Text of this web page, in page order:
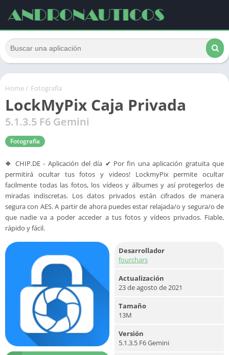
Home/ Fotografía
LockMyPix Caja Privada
5.1.3.5 F6 Gemini
Fotografía
❖ CHIP.DE - Aplicación del día ✔ Por fin una aplicación gratuita que
permitirá ocultar tus fotos y videos! LockmyPix permite ocultar
facilmente todas las fotos, los vídeos y álbumes y así protegerlos de
miradas indiscretas. Los datos privados están cifrados de manera
segura con AES. A partir de ahora puedes estar relajada/o y segura/o de
que nadie va a poder acceder a tus fotos y vídeos privados. Fiable,
rápido y fácil.
Desarrollador
fourchars
Actualización
23 de agosto de 2021
Tamaño
13M
Versión
5.1.3.5 F6 Gemini